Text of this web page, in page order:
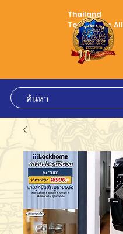
Thailand
Tourism for All